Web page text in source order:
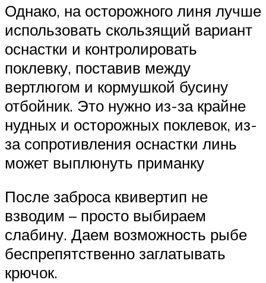
Однако, на осторожного линя лучше
использовать скользящий вариант
оснастки и контролировать
поклевку, поставив между
вертлюгом и кормушкой бусину
отбойник. Это нужно из-за крайне
нудных и осторожных поклевок, из-
за сопротивления оснастки линь
может выплюнуть приманку
После заброса квивертип не
взводим – просто выбираем
слабину. Даем возможность рыбе
беспрепятственно заглатывать
крючок.